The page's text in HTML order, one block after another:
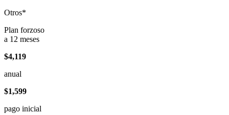
Otros*
Plan forzoso
a 12 meses
$4,119
anual
$1,599
pago inicial